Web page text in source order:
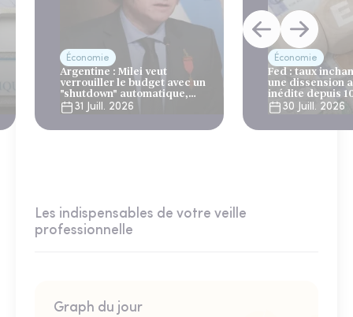
Économie
Argentine : Milei veut
verrouiller le budget avec un
"shutdown" automatique,
sous le regard bienveillant
du FMI
31 Juill. 2026
Économie
Fed : taux
une dissension
inédite depuis
30 Juill. 2026
Les indispensables de votre veille
professionnelle
Graph du jour